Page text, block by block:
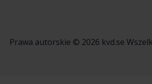
Prawa autorskie © 2026 kvd.se